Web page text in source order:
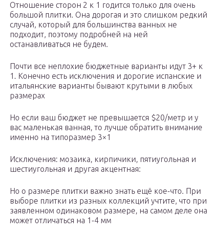
Отношение сторон 2 к 1 годится только для очень
большой плитки. Она дорогая и это слишком редкий
случай, который для большинства ванных не
подходит, поэтому подробней на ней
останавливаться не будем.
Почти все неплохие бюджетные варианты идут 3+ к
1. Конечно есть исключения и дорогие испанские и
итальянские варианты бывают крутыми в любых
размерах
Но если ваш бюджет не превышается $20/метр и у
вас маленькая ванная, то лучше обратить внимание
именно на типоразмер 3×1
Исключения: мозаика, кирпичики, пятиугольная и
шестиугольная и другая акцентная:
Но о размере плитки важно знать ещё кое-что. При
выборе плитки из разных коллекций учтите, что при
заявленном одинаковом размере, на самом деле она
может отличаться на 1-4 мм